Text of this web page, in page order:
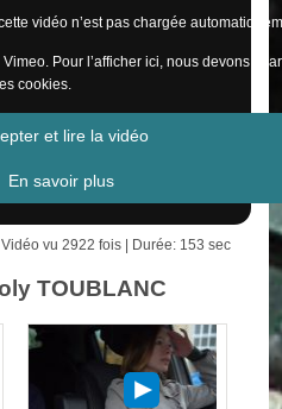
vidéo n’est pas chargée
Pour l’afficher ici, nous devons
cookies.
et lire la vidéo
En savoir plus
Vidéo vu 2922 fois | Durée: 153 sec
TOUBLANC